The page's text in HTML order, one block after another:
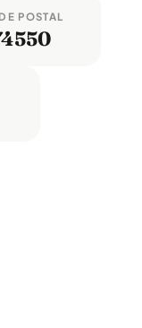
POSTAL